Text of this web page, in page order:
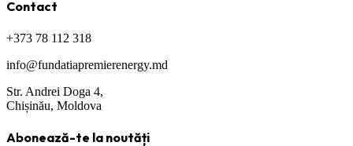
Contact
+373 78 112 318
info@fundatiapremierenergy.md
Str. Andrei Doga 4,
Chișinău, Moldova
Abonează-te la noutăți